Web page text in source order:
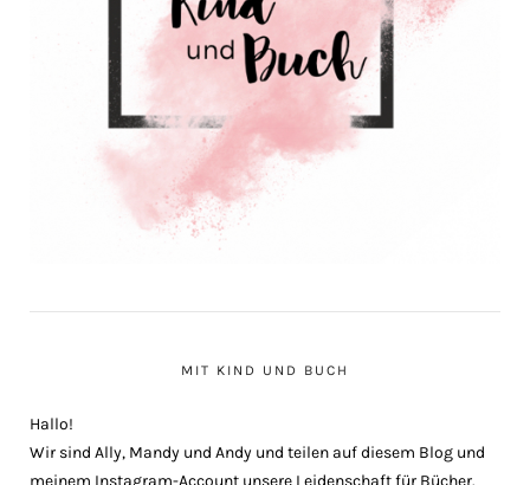
MIT KIND UND BUCH
Hallo!
Wir sind Ally, Mandy und Andy und teilen auf diesem Blog und
meinem Instagram-Account unsere Leidenschaft für Bücher.